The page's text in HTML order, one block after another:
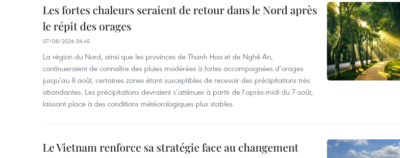
Les fortes chaleurs seraient de retour dans le Nord après
le répit des orages
07/08/2026 04:45
La région du Nord, ainsi que les provinces de Thanh Hoa et de Nghê An,
continueraient de connaître des pluies modérées à fortes accompagnées d’orages
jusqu’au 8 août, certaines zones étant susceptibles de recevoir des précipitations très
abondantes. Les précipitations devraient s’atténuer à partir de l’après-midi du 7 août,
laissant place à des conditions météorologiques plus stables.
Le Vietnam renforce sa stratégie face au changement